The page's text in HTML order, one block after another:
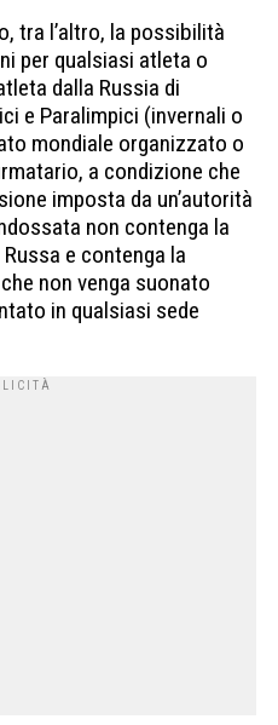
tra l’altro, la possibilità
per qualsiasi atleta o
dalla Russia di
e Paralimpici (invernali o
mondiale organizzato o
a condizione che
imposta da un’autorità
non contenga la
e contenga la
non venga suonato
in qualsiasi sede